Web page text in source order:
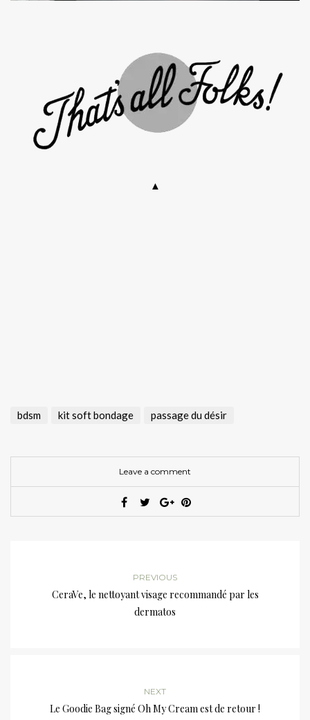
▲
bdsm kit soft bondage passage du désir
Leave a comment
PREVIOUS
CeraVe, le nettoyant visage recommandé par les
dermatos
NEXT
Le Goodie Bag signé Oh My Cream est de retour !